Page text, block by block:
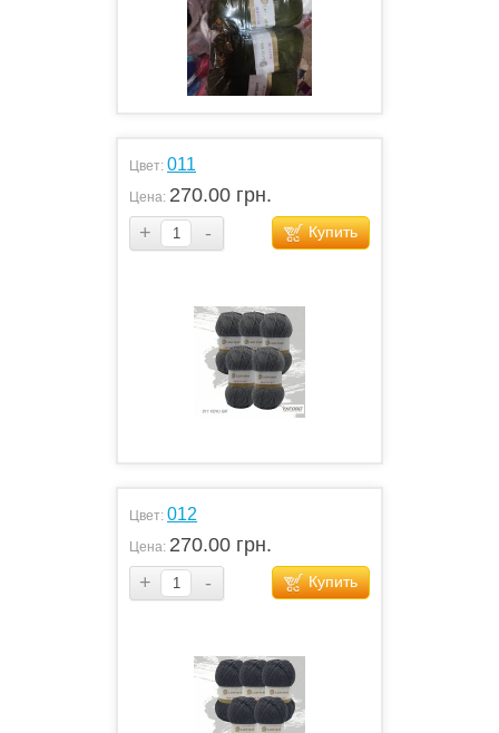
Цвет: 011
Цена: 270.00 грн.
+
- Купить
Цвет: 012
Цена: 270.00 грн.
+
- Купить